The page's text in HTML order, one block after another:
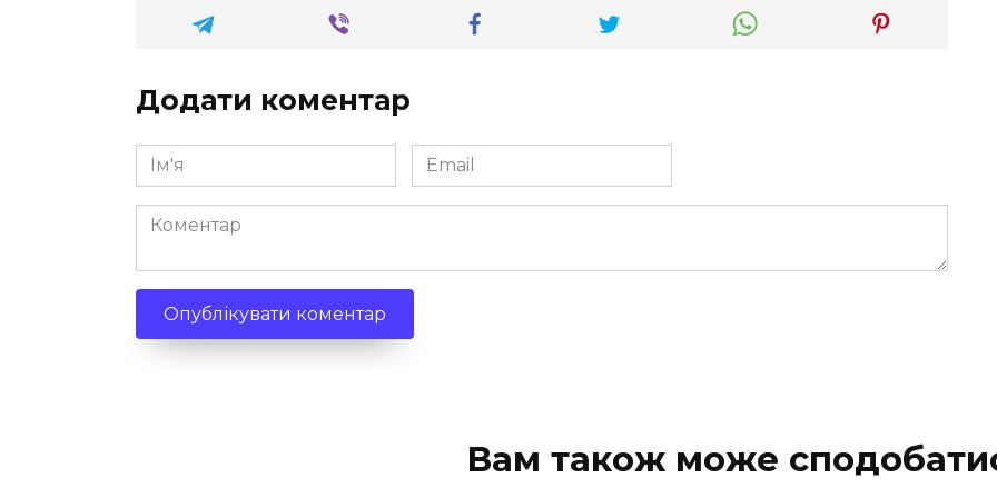
Додати коментар
Ім'я
*
Email
*
Коментар
Вам також може